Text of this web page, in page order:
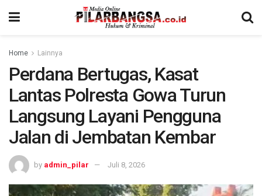
Home Lainnya
Perdana Bertugas, Kasat
Lantas Polresta Gowa Turun
Langsung Layani Pengguna
Jalan di Jembatan Kembar
by admin_pilar Juli 8, 2026